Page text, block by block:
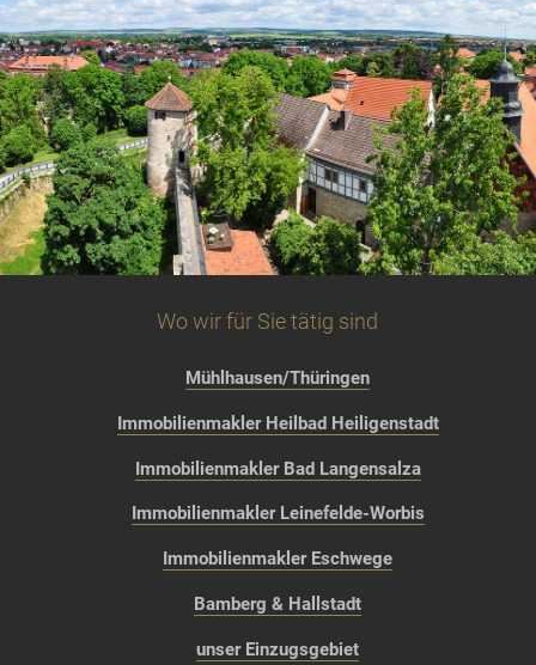
Wo wir für Sie tätig sind
Mühlhausen/Thüringen
Immobilienmakler Heilbad Heiligenstadt
Immobilienmakler Bad Langensalza
Immobilienmakler Leinefelde-Worbis
Immobilienmakler Eschwege
Bamberg & Hallstadt
unser Einzugsgebiet